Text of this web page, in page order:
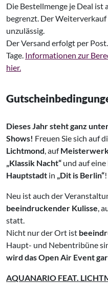
Die Bestellmenge je Deal ist
begrenzt. Der
unzulässig.
Der Versand erfolgt per
Tage. Informationen zur
hier.
Dieses Jahr steht ganz
Shows! Freuen Sie sich auf
Lichtmond , auf
„Klassik Nacht“ und auf eine
Hauptstadt in „Dit is Berlin“!
Neu ist auch der
beeindruckender Kulisse ,
statt.
Nicht nur der Ort ist
Haupt- und Nebentribüne
wird das Open Air Event
AQUANARIO FEAT.